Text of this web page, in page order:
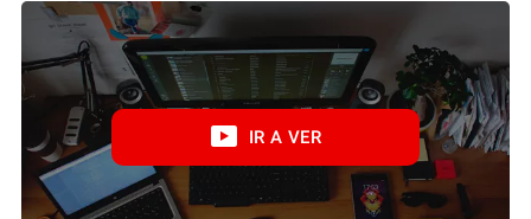
IR A VER